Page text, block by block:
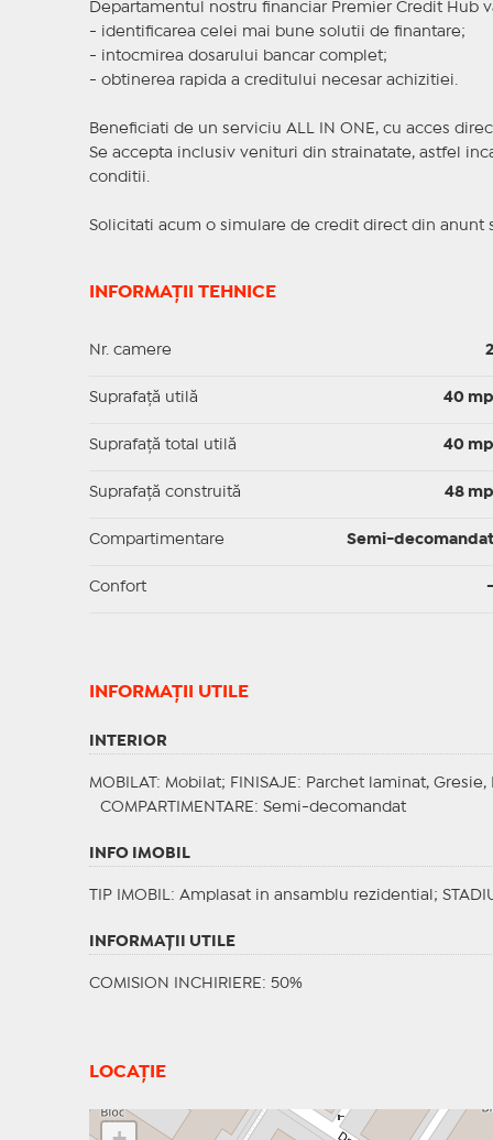
Departamentul nostru financiar Premier Credit Hub
- identificarea celei mai bune solutii de finantare;
- intocmirea dosarului bancar complet;
- obtinerea rapida a creditului necesar achizitiei.
Beneficiati de un serviciu ALL IN ONE, cu acces
Se accepta inclusiv venituri din strainatate, astfel
conditii.
Solicitati acum o simulare de credit direct din
INFORMAȚII TEHNICE
Nr. camere 2
Suprafaţă utilă 40 mp
Suprafaţă total utilă 40 mp
Suprafaţă construită 48 mp
Compartimentare Semi-decomandat
Confort -
INFORMAŢII UTILE
INTERIOR
MOBILAT : Mobilat; FINISAJE : Parchet laminat, Gresie,
COMPARTIMENTARE : Semi-decomandat
INFO IMOBIL
TIP IMOBIL : Amplasat in ansamblu rezidential;
INFORMAŢII UTILE
COMISION INCHIRIERE: 50%
LOCAȚIE